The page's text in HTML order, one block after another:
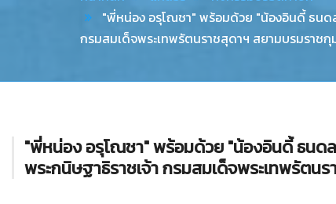
"พี่หน่อง อรุโณชา" พร้อมด้วย "น้องอินดี้ ธนด
กรมสมเด็จพระเทพรัตนราชสุดาฯ สยามบรมราชกุ
"พี่หน่อง อรุโณชา" พร้อมด้วย "น้องอินดี้ ธนด
พระกนิษฐาธิราชเจ้า กรมสมเด็จพระเทพรัตน